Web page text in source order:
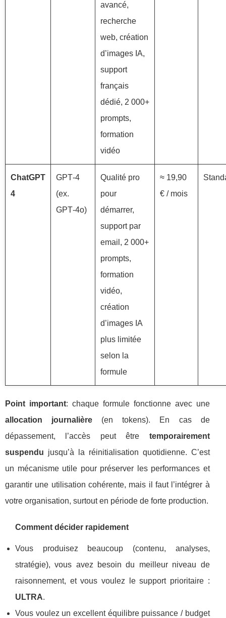
avancé,
recherche
web, création
d’images IA,
support
français
dédié, 2 000+
prompts,
formation
vidéo
ChatGPT
4
GPT‑4
(ex.
GPT‑4o)
Qualité pro
pour
démarrer,
support par
email, 2 000+
prompts,
formation
vidéo,
création
d’images IA
plus limitée
selon la
formule
≈ 19,90
€ / mois
Point important: chaque formule fonctionne avec une
allocation journalière (en tokens). En cas de
dépassement, l’accès peut être temporairement
suspendu jusqu’à la réinitialisation quotidienne. C’est
un mécanisme utile pour préserver les performances et
garantir une utilisation cohérente, mais il faut l’intégrer à
votre organisation, surtout en période de forte production.
Comment décider rapidement
Vous produisez beaucoup (contenu, analyses,
stratégie), vous avez besoin du meilleur niveau de
raisonnement, et vous voulez le support prioritaire :
ULTRA.
Vous voulez un excellent équilibre puissance / budget